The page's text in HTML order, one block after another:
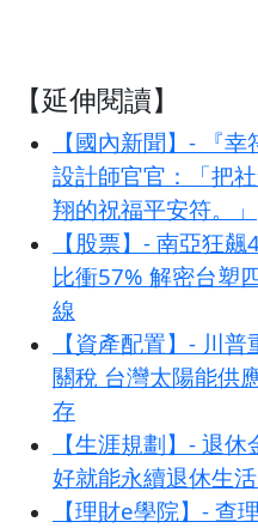
【延伸閱讀】
【國內新聞】- 『
設計師官官：「把
翔的祝福平安符。」
【股票】- 南亞狂
比衝57% 解密台塑
線
【資產配置】- 川
關稅 台灣太陽能供
存
【生涯規劃】- 退
好就能永續退休生活
【理財e學院】- 查